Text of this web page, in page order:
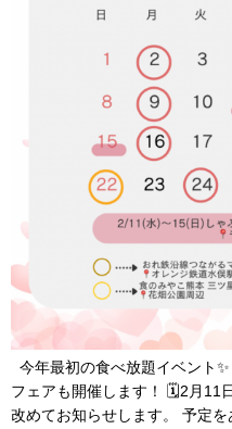
今年最初の食べ放題イベント
フェアも開催します！ 🗓️2月11
改めてお知らせします。 予定